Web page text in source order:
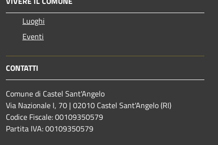
Luoghi
Eventi
CONTATTI
Comune di Castel Sant'Angelo
Via Nazionale I, 70 | 02010 Castel Sant'Angelo (RI)
Codice Fiscale: 00109350579
Partita IVA: 00109350579